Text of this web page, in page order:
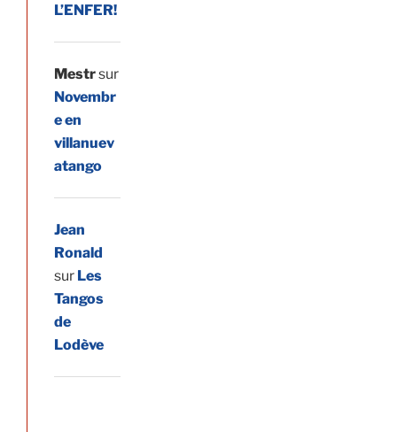
L’ENFER!
Mestrsur
Novembr
e en
villanuev
atango
Jean
Ronald
sur Les
Tangos
de
Lodève